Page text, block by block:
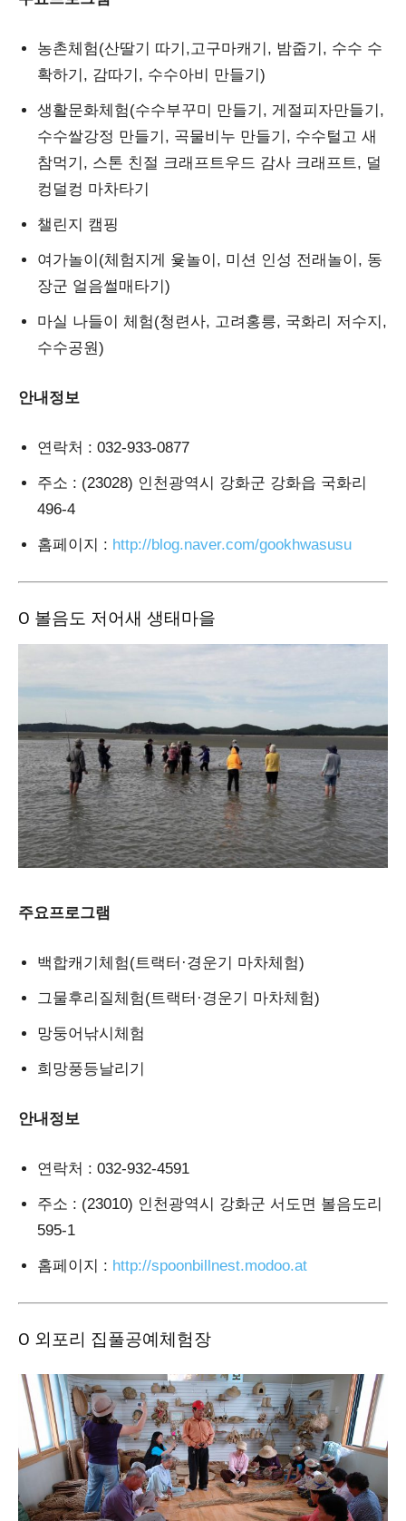
농촌체험(산딸기 따기,고구마캐기, 밤줍기, 수수 수
확하기, 감따기, 수수아비 만들기)
생활문화체험(수수부꾸미 만들기, 게절피자만들기,
수수쌀강정 만들기, 곡물비누 만들기, 수수털고 새
참먹기, 스톤 친절 크래프트우드 감사 크래프트, 덜
컹덜컹 마차타기
챌린지 캠핑
여가놀이(체험지게 윷놀이, 미션 인성 전래놀이, 동
장군 얼음썰매타기)
마실 나들이 체험(청련사, 고려홍릉, 국화리 저수지,
수수공원)
안내정보
연락처 : 032-933-0877
주소 : (23028) 인천광역시 강화군 강화읍 국화리
496-4
홈페이지 : http://blog.naver.com/gookhwasusu
Ο 볼음도 저어새 생태마을
주요프로그램
백합캐기체험(트랙터·경운기 마차체험)
그물후리질체험(트랙터·경운기 마차체험)
망둥어낚시체험
희망풍등날리기
안내정보
연락처 : 032-932-4591
주소 : (23010) 인천광역시 강화군 서도면 볼음도리
595-1
홈페이지 : http://spoonbillnest.modoo.at
Ο 외포리 집풀공예체험장